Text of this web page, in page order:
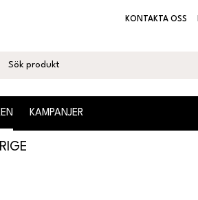
KONTAKTA OSS
KAMPANJER